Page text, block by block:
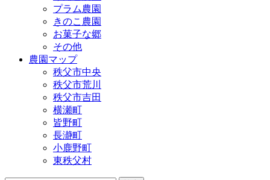
プラム農園
きのこ農園
お菓子な郷
その他
農園マップ
秩父市中央
秩父市荒川
秩父市吉田
横瀬町
皆野町
長瀞町
小鹿野町
東秩父村